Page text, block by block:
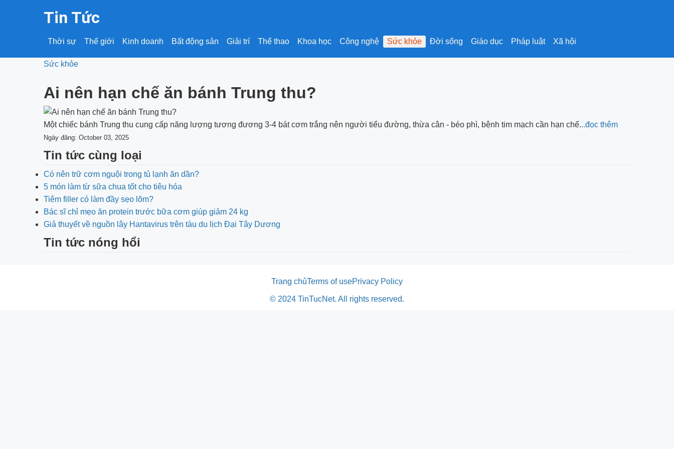
Tin Tức
Thời sự Thế giới Kinh doanh Bất động sản Giải trí Thể thao Khoa học Công nghệ Sức khỏe Đời sống Giáo dục Pháp luật Xã hội
Sức khỏe
Ai nên hạn chế ăn bánh Trung thu?
Một chiếc bánh Trung thu cung cấp năng lượng tương đương 3-4 bát cơm trắng nên người tiểu đường, thừa cân - béo phì, bệnh tim mạch cần hạn chế...đọc thêm
Ngày đăng: October 03, 2025
Tin tức cùng loại
Có nên trữ cơm nguội trong tủ lạnh ăn dần?
5 món làm từ sữa chua tốt cho tiêu hóa
Tiêm filler có làm đầy sẹo lõm?
Bác sĩ chỉ mẹo ăn protein trước bữa cơm giúp giảm 24 kg
Giả thuyết về nguồn lây Hantavirus trên tàu du lịch Đại Tây Dương
Tin tức nóng hổi
Trang chủTerms of usePrivacy Policy
© 2024 TinTucNet. All rights reserved.